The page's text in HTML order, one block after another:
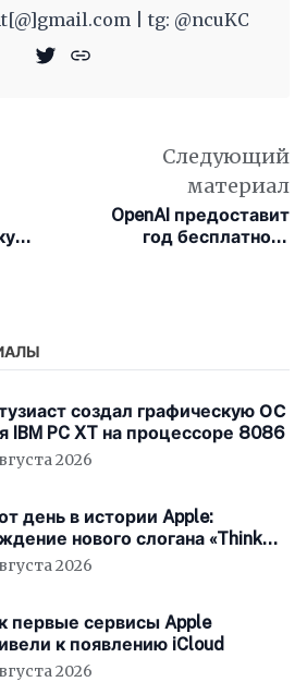
| tg: @ncuKC
Следующий
материал
OpenAI предоставит
год бесплатного
создал графическую ОС
IBM PC XT на процессоре 8086
2026
день в истории Apple:
нового слогана «Think
2026
первые сервисы Apple
к появлению iCloud
2026